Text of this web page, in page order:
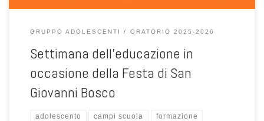
GRUPPO ADOLESCENTI ORATORIO 2025-2026
Settimana dell’educazione in
occasione della Festa di San
Giovanni Bosco
adolescento campi scuola formazione